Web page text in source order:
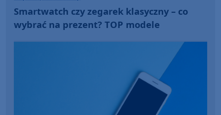
Smartwatch czy zegarek klasyczny – co
wybrać na prezent? TOP modele